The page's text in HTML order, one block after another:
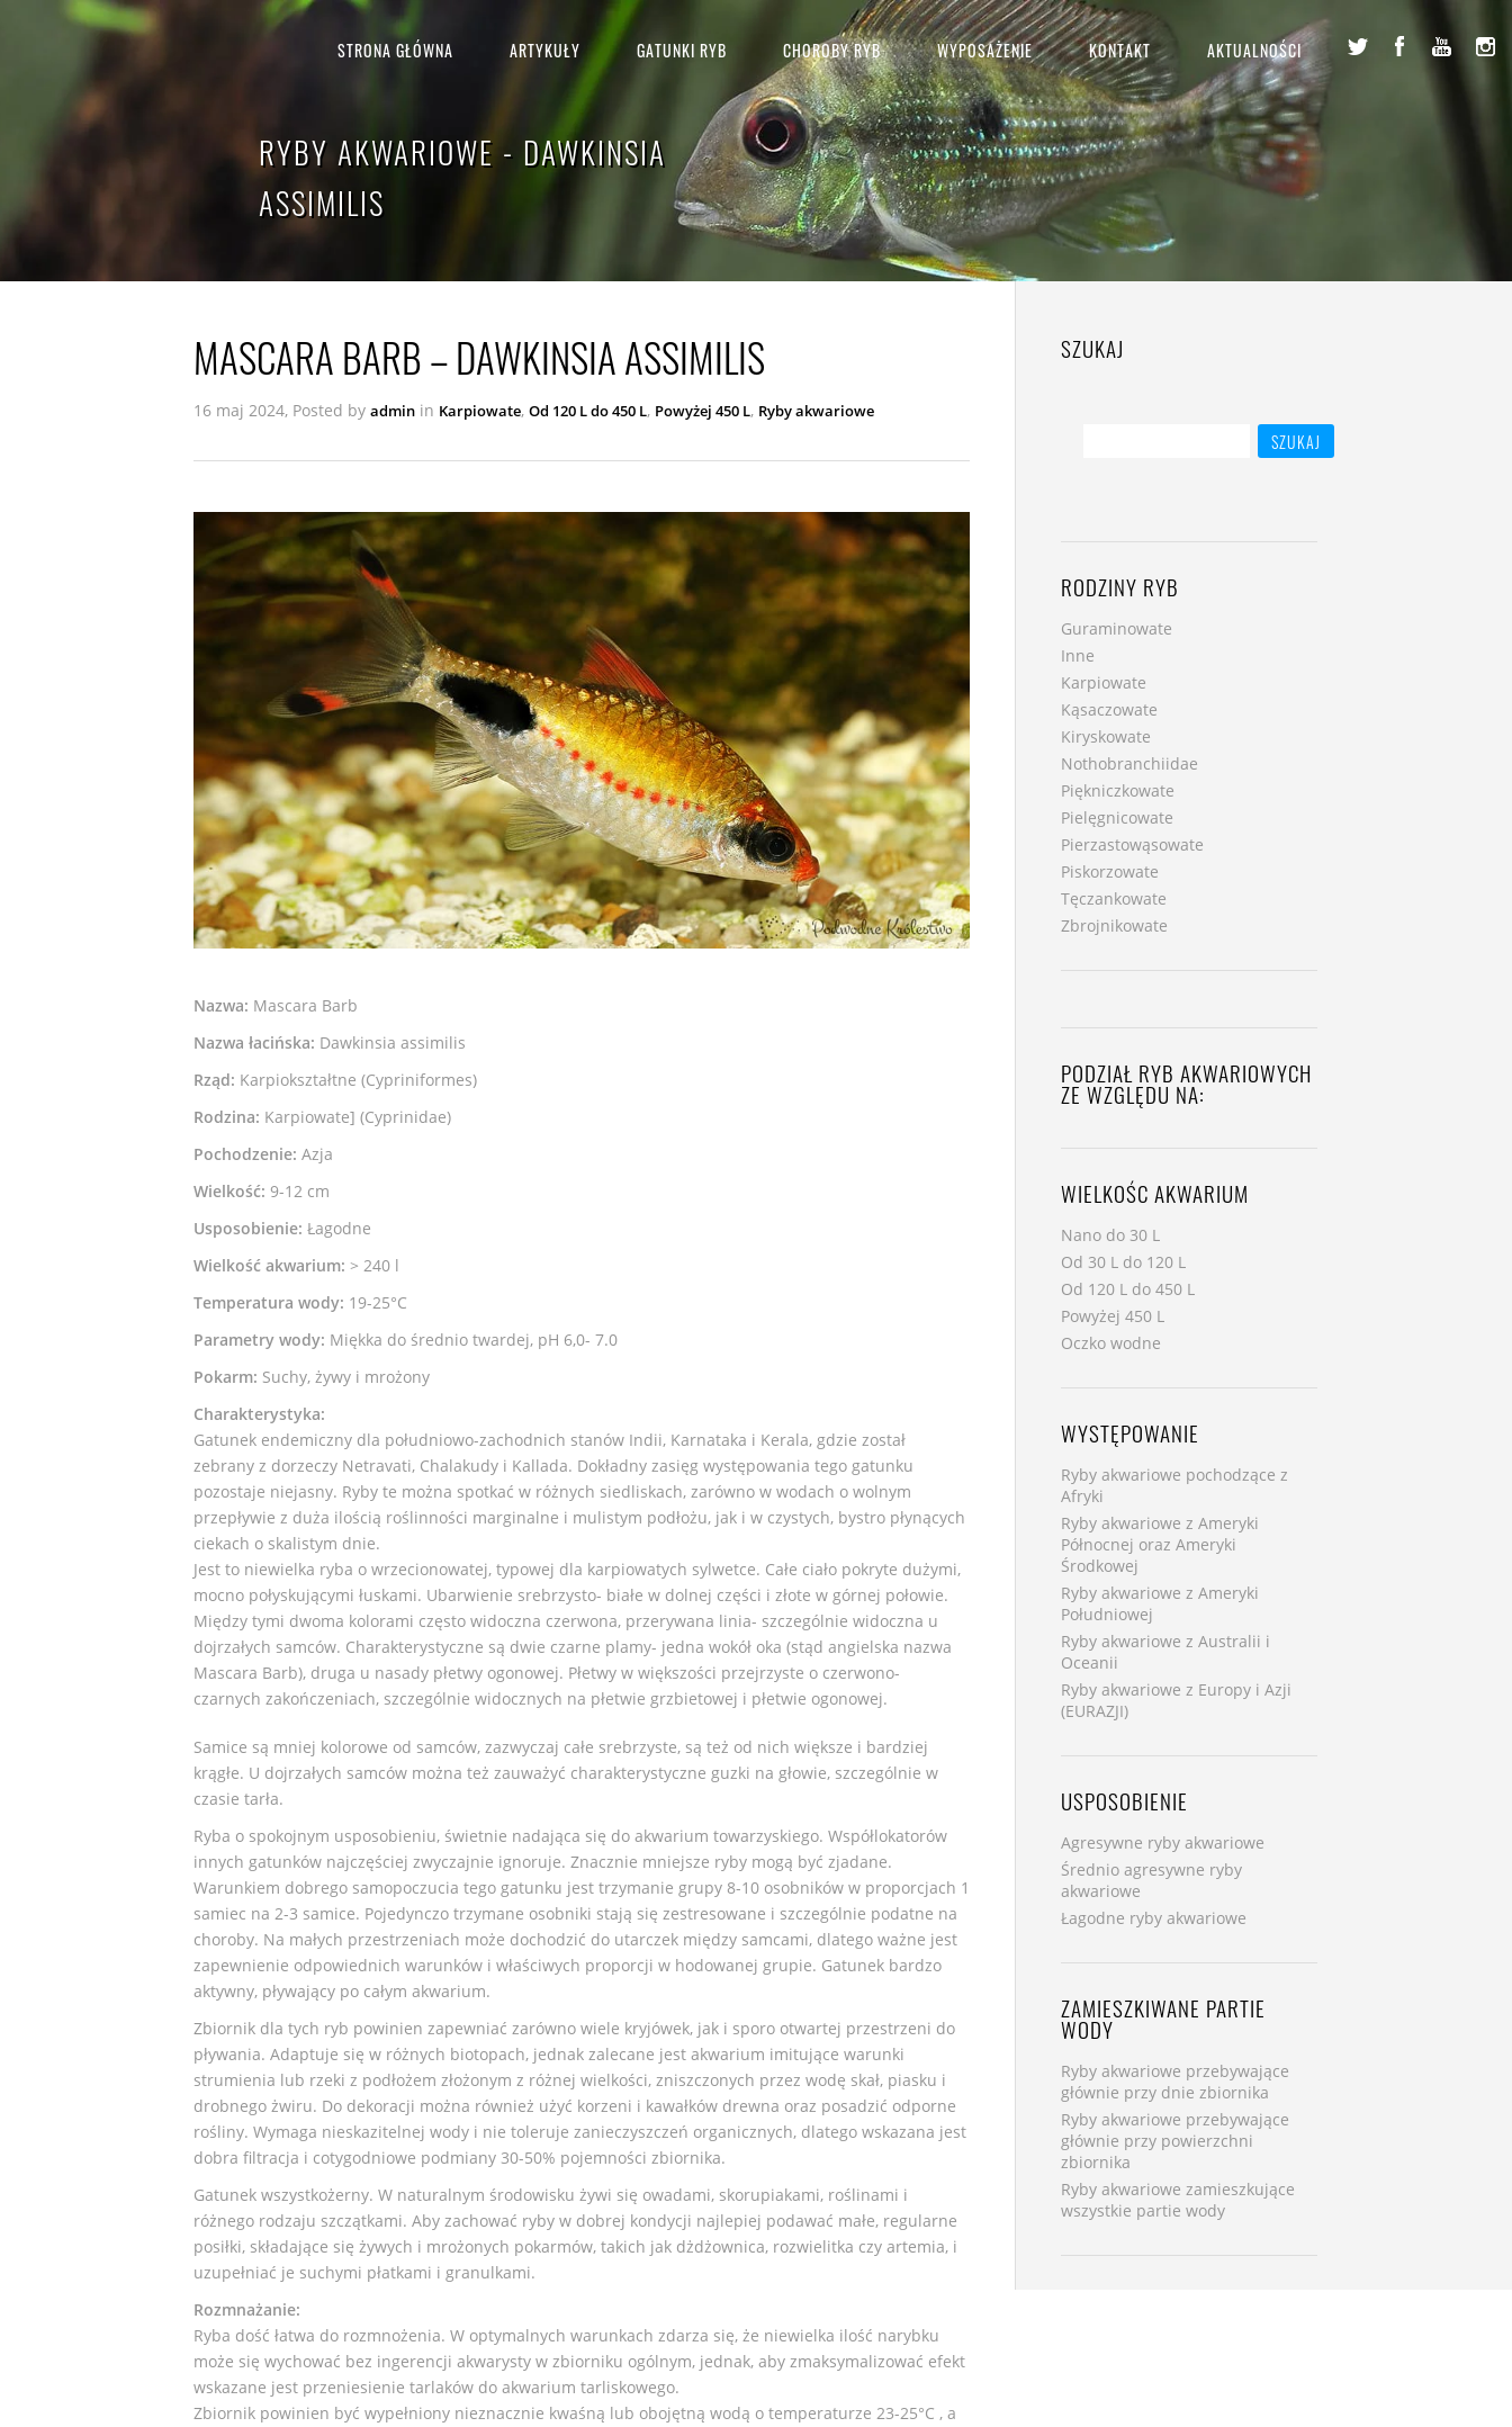
STRONA GŁÓWNA ARTYKUŁY GATUNKI RYB CHOROBY RYB WYPOSAŻENIE KONTAKT AKTUALNOŚCI
RYBY AKWARIOWE - DAWKINSIA
ASSIMILIS
MASCARA BARB – DAWKINSIA ASSIMILIS
16 maj 2024, Posted by admin in Karpiowate, Od 120 L do 450 L, Powyżej 450 L, Ryby akwariowe
Nazwa: Mascara Barb
Nazwa łacińska: Dawkinsia assimilis
Rząd: Karpiokształtne (Cypriniformes)
Rodzina: Karpiowate] (Cyprinidae)
Pochodzenie: Azja
Wielkość: 9-12 cm
Usposobienie: Łagodne
Wielkość akwarium: > 240 l
Temperatura wody: 19-25°C
Parametry wody: Miękka do średnio twardej, pH 6,0- 7.0
Pokarm: Suchy, żywy i mrożony
Charakterystyka:
Gatunek endemiczny dla południowo-zachodnich stanów Indii, Karnataka i Kerala, gdzie został
zebrany z dorzeczy Netravati, Chalakudy i Kallada. Dokładny zasięg występowania tego gatunku
pozostaje niejasny. Ryby te można spotkać w różnych siedliskach, zarówno w wodach o wolnym
przepływie z duża ilością roślinności marginalne i mulistym podłożu, jak i w czystych, bystro płynących
ciekach o skalistym dnie.
Jest to niewielka ryba o wrzecionowatej, typowej dla karpiowatych sylwetce. Całe ciało pokryte dużymi,
mocno połyskującymi łuskami. Ubarwienie srebrzysto- białe w dolnej części i złote w górnej połowie.
Między tymi dwoma kolorami często widoczna czerwona, przerywana linia- szczególnie widoczna u
dojrzałych samców. Charakterystyczne są dwie czarne plamy- jedna wokół oka (stąd angielska nazwa
Mascara Barb), druga u nasady płetwy ogonowej. Płetwy w większości przejrzyste o czerwono-
czarnych zakończeniach, szczególnie widocznych na płetwie grzbietowej i płetwie ogonowej.
Samice są mniej kolorowe od samców, zazwyczaj całe srebrzyste, są też od nich większe i bardziej
krągłe. U dojrzałych samców można też zauważyć charakterystyczne guzki na głowie, szczególnie w
czasie tarła.
Ryba o spokojnym usposobieniu, świetnie nadająca się do akwarium towarzyskiego. Współlokatorów
innych gatunków najczęściej zwyczajnie ignoruje. Znacznie mniejsze ryby mogą być zjadane.
Warunkiem dobrego samopoczucia tego gatunku jest trzymanie grupy 8-10 osobników w proporcjach 1
samiec na 2-3 samice. Pojedynczo trzymane osobniki stają się zestresowane i szczególnie podatne na
choroby. Na małych przestrzeniach może dochodzić do utarczek między samcami, dlatego ważne jest
zapewnienie odpowiednich warunków i właściwych proporcji w hodowanej grupie. Gatunek bardzo
aktywny, pływający po całym akwarium.
Zbiornik dla tych ryb powinien zapewniać zarówno wiele kryjówek, jak i sporo otwartej przestrzeni do
pływania. Adaptuje się w różnych biotopach, jednak zalecane jest akwarium imitujące warunki
strumienia lub rzeki z podłożem złożonym z różnej wielkości, zniszczonych przez wodę skał, piasku i
drobnego żwiru. Do dekoracji można również użyć korzeni i kawałków drewna oraz posadzić odporne
rośliny. Wymaga nieskazitelnej wody i nie toleruje zanieczyszczeń organicznych, dlatego wskazana jest
dobra filtracja i cotygodniowe podmiany 30-50% pojemności zbiornika.
Gatunek wszystkożerny. W naturalnym środowisku żywi się owadami, skorupiakami, roślinami i
różnego rodzaju szczątkami. Aby zachować ryby w dobrej kondycji najlepiej podawać małe, regularne
posiłki, składające się żywych i mrożonych pokarmów, takich jak dżdżownica, rozwielitka czy artemia, i
uzupełniać je suchymi płatkami i granulkami.
Rozmnażanie:
Ryba dość łatwa do rozmnożenia. W optymalnych warunkach zdarza się, że niewielka ilość narybku
może się wychować bez ingerencji akwarysty w zbiorniku ogólnym, jednak, aby zmaksymalizować efekt
wskazane jest przeniesienie tarlaków do akwarium tarliskowego.
Zbiornik powinien być wypełniony nieznacznie kwaśną lub obojętną wodą o temperaturze 23-25°C , a
SZUKAJ
RODZINY RYB
Guraminowate
Inne
Karpiowate
Kąsaczowate
Kiryskowate
Nothobranchiidae
Piękniczkowate
Pielęgnicowate
Pierzastowąsowate
Piskorzowate
Tęczankowate
Zbrojnikowate
PODZIAŁ RYB AKWARIOWYCH
ZE WZGLĘDU NA:
WIELKOŚC AKWARIUM
Nano do 30 L
Od 30 L do 120 L
Od 120 L do 450 L
Powyżej 450 L
Oczko wodne
WYSTĘPOWANIE
Ryby akwariowe pochodzące z
Afryki
Ryby akwariowe z Ameryki
Północnej oraz Ameryki
Środkowej
Ryby akwariowe z Ameryki
Południowej
Ryby akwariowe z Australii i
Oceanii
Ryby akwariowe z Europy i Azji
(EURAZJI)
USPOSOBIENIE
Agresywne ryby akwariowe
Średnio agresywne ryby
akwariowe
Łagodne ryby akwariowe
ZAMIESZKIWANE PARTIE
WODY
Ryby akwariowe przebywające
głównie przy dnie zbiornika
Ryby akwariowe przebywające
głównie przy powierzchni
zbiornika
Ryby akwariowe zamieszkujące
wszystkie partie wody